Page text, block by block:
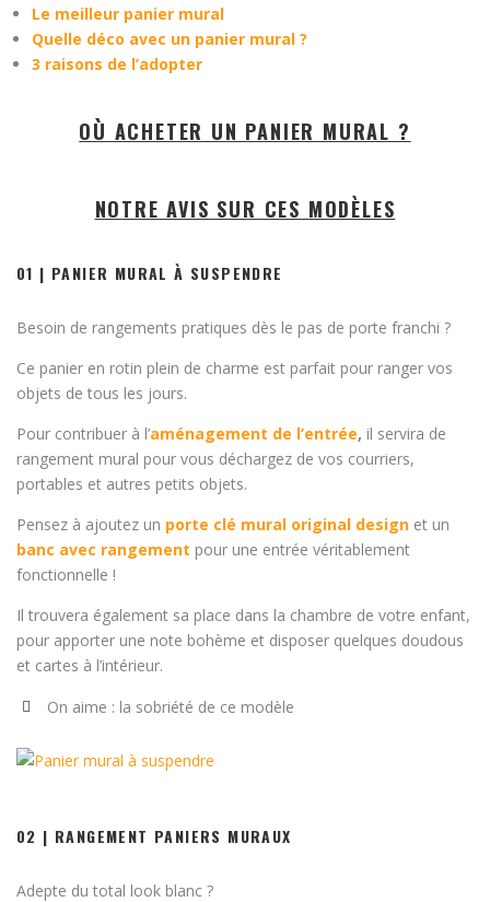
Le meilleur panier mural
Quelle déco avec un panier mural ?
3 raisons de l’adopter
OÙ ACHETER UN PANIER MURAL ?
NOTRE AVIS SUR CES MODÈLES
01 | PANIER MURAL À SUSPENDRE
Besoin de rangements pratiques dès le pas de porte franchi ?
Ce panier en rotin plein de charme est parfait pour ranger vos
objets de tous les jours.
Pour contribuer à l’aménagement de l’entrée, il servira de
rangement mural pour vous déchargez de vos courriers,
portables et autres petits objets.
Pensez à ajoutez un porte clé mural original design et un
banc avec rangement pour une entrée véritablement
fonctionnelle !
Il trouvera également sa place dans la chambre de votre enfant,
pour apporter une note bohème et disposer quelques doudous
et cartes à l’intérieur.
On aime : la sobriété de ce modèle
02 | RANGEMENT PANIERS MURAUX
Adepte du total look blanc ?